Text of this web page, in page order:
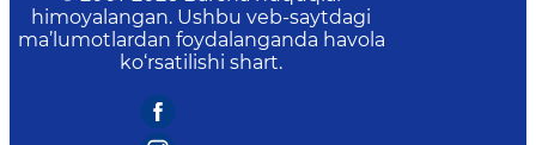
himoyalangan. Ushbu veb-saytdagi
ma’lumotlardan foydalanganda havola
ko‘rsatilishi shart.